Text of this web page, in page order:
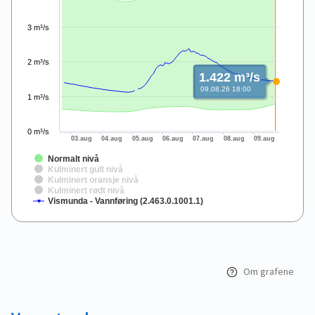
Normalt nivå
Kulminert gult nivå
Kulminert oransje nivå
Kulminert rødt nivå
Vismunda - Vannføring (2.463.0.1001.1)
0 m³/s
2 m³/s
1 m³/s
3 m³/s
03.aug 04.aug 05.aug 06.aug 07.aug 08.aug 09.aug
1.422 m³/s
09.08.26 18:00
End of interactive chart.
Om grafene